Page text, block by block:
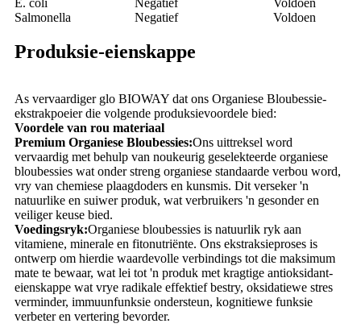
E. coli Negatief
Voldoen
Salmonella
Negatief Voldoen
Produksie-eienskappe
As vervaardiger glo BIOWAY dat ons Organiese Bloubessie-
ekstrakpoeier die volgende produksievoordele bied:
Voordele van rou materiaal
Premium Organiese Bloubessies:Ons uittreksel word
vervaardig met behulp van noukeurig geselekteerde organiese
bloubessies wat onder streng organiese standaarde verbou word,
vry van chemiese plaagdoders en kunsmis. Dit verseker 'n
natuurlike en suiwer produk, wat verbruikers 'n gesonder en
veiliger keuse bied.
Voedingsryk:Organiese bloubessies is natuurlik ryk aan
vitamiene, minerale en fitonutriënte. Ons ekstraksieproses is
ontwerp om hierdie waardevolle verbindings tot die maksimum
mate te bewaar, wat lei tot 'n produk met kragtige antioksidant-
eienskappe wat vrye radikale effektief bestry, oksidatiewe stres
verminder, immuunfunksie ondersteun, kognitiewe funksie
verbeter en vertering bevorder.